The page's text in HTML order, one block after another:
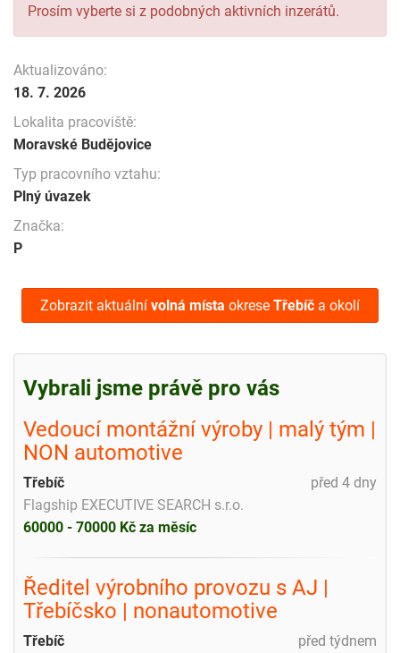
Prosím vyberte si z podobných aktivních inzerátů.
Aktualizováno:
18. 7. 2026
Lokalita pracoviště:
Moravské Budějovice
Typ pracovního vztahu:
Plný úvazek
Značka:
P
Zobrazit aktuální volná místa okrese Třebíč a okolí
Vybrali jsme právě pro vás
Vedoucí montážní výroby | malý tým |
NON automotive
před 4 dny
Třebíč
Flagship EXECUTIVE SEARCH s.r.o.
60000 - 70000 Kč za měsíc
Ředitel výrobního provozu s AJ |
Třebíčsko | nonautomotive
před týdnem
Třebíč